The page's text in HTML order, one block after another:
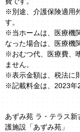
※別途、介護保険適用
す。
※当ホームは、医療機
なった場合は、医療機
※おむつ代、医療費、
ません。
※表示金額は、税法に
※記載料金は、2023年
あずみ苑 ラ・テラス
護施設「あずみ苑」